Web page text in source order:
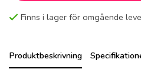
Finns i lager för omgående
Produktbeskrivning